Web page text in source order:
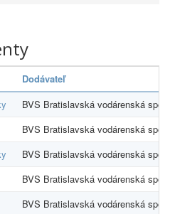
Dodávateľ
BVS Bratislavská vodárenská
BVS Bratislavská vodárenská
BVS Bratislavská vodárenská
BVS Bratislavská vodárenská
BVS Bratislavská vodárenská